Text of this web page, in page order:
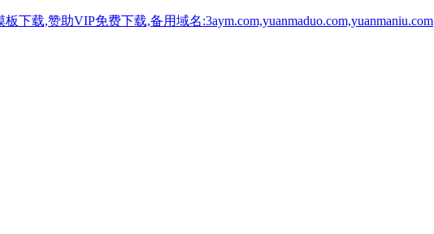
下载,赞助VIP免费下载,备用域名:3aym.com,yuanmaduo.com,yuanmaniu.com